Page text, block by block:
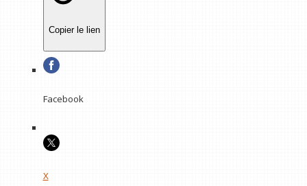
Copier le lien
Facebook
X